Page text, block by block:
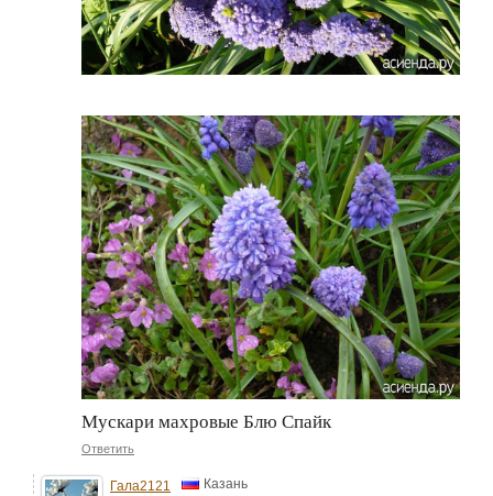
Мускари махровые Блю Спайк
Ответить
Гала2121 Казань